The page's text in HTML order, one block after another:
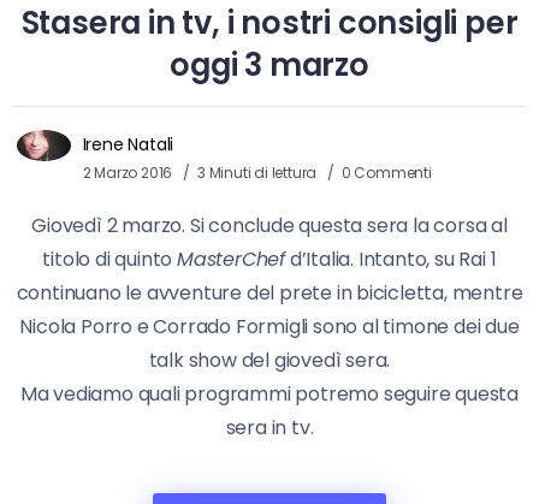
Stasera in tv, i nostri consigli per
oggi 3 marzo
Irene Natali
2 Marzo 2016 3 Minuti di lettura 0 Commenti
Giovedì 2 marzo. Si conclude questa sera la corsa al
titolo di quintoMasterChefd’Italia. Intanto, su Rai 1
continuano le avventure del prete in bicicletta, mentre
Nicola Porro e Corrado Formigli sono al timone dei due
talk show del giovedì sera.
Ma vediamo quali programmi potremo seguire questa
sera in tv.